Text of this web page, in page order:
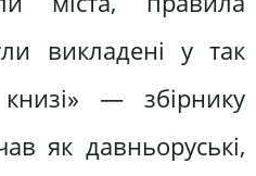
викладені у так
— збірнику
як давньоруські,